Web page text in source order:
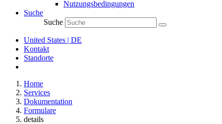
Nutzungsbedingungen
Suche
Suche
United States | DE
Kontakt
Standorte
Home
Services
Dokumentation
Formulare
details